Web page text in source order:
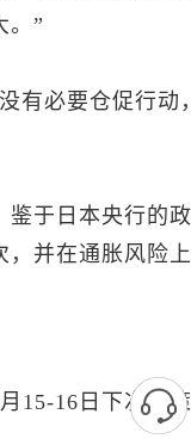
。”
有必要仓促行
鉴于日本央行的
并在通胀风险
15-16日下次政